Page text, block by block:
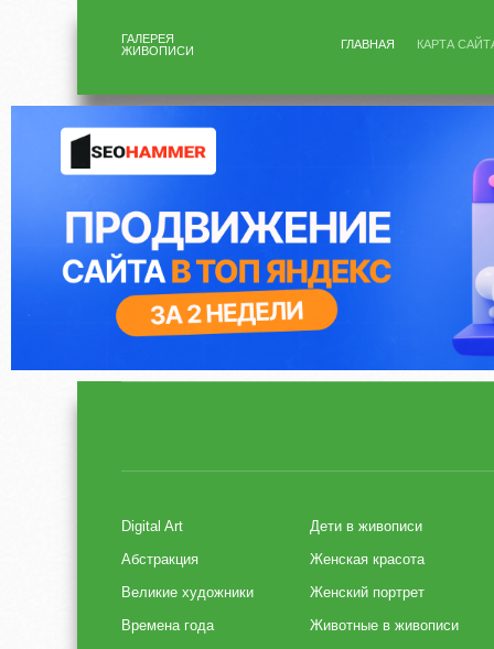
ГАЛЕРЕЯ
ЖИВОПИСИ
ГЛАВНАЯ КАРТА
Digital Art
Абстракция
Великие художники
Времена года
Дети в живописи
Женская красота
Женский портрет
Животные в живописи